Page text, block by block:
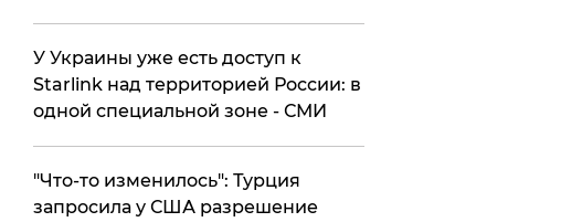
У Украины уже есть доступ к
Starlink над территорией России: в
одной специальной зоне - СМИ
​"Что-то изменилось": Турция
запросила у США разрешение